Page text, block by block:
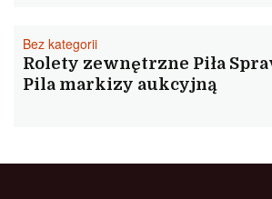
Bez kategorii
Rolety zewnętrzne Piła
Pila markizy aukcyjną